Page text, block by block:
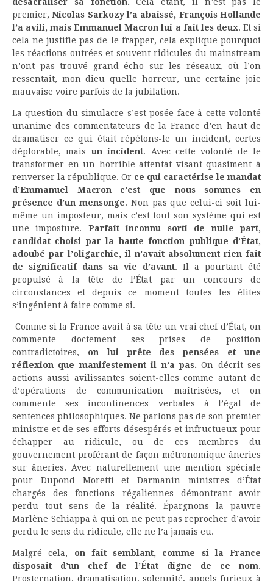
premier,Nicolas Sarkozy l’a abaissé, François Hollande
l’a avili, mais Emmanuel Macron lui a fait les deux. Et si
cela ne justifie pas de le frapper, cela explique pourquoi
les réactions outrées et souvent ridicules du mainstream
n’ont pas trouvé grand écho sur les réseaux, où l’on
ressentait, mon dieu quelle horreur, une certaine joie
mauvaise voire parfois de la jubilation.
La question du simulacre s’est posée face à cette volonté
unanime des commentateurs de la France d’en haut de
dramatiser ce qui était répétons-le un incident, certes
déplorable, mais un incident. Avec cette volonté de le
transformer en un horrible attentat visant quasiment à
renverser la république. Or ce qui caractérise le mandat
d’Emmanuel Macron c’est que nous sommes en
présence d’un mensonge. Non pas que celui-ci soit lui-
même un imposteur, mais c’est tout son système qui est
une imposture. Parfait inconnu sorti de nulle part,
candidat choisi par la haute fonction publique d’État,
adoubé par l’oligarchie, il n’avait absolument rien fait
de significatif dans sa vie d’avant. Il a pourtant été
propulsé à la tête de l’État par un concours de
circonstances et depuis ce moment toutes les élites
s’ingénient à faire comme si.
Comme si la France avait à sa tête un vrai chef d’État, on
commente doctement ses prises de position
contradictoires, on lui prête des pensées et une
réflexion que manifestement il n’a pas. On décrit ses
actions aussi avilissantes soient-elles comme autant de
d’opérations de communication maîtrisées, et on
commente ses incontinences verbales à l’égal de
sentences philosophiques. Ne parlons pas de son premier
ministre et de ses efforts désespérés et infructueux pour
échapper au ridicule, ou de ces membres du
gouvernement proférant de façon métronomique âneries
sur âneries. Avec naturellement une mention spéciale
pour Dupond Moretti et Darmanin ministres d’État
chargés des fonctions régaliennes démontrant avoir
perdu tout sens de la réalité. Épargnons la pauvre
Marlène Schiappa à qui on ne peut pas reprocher d’avoir
perdu le sens du ridicule, elle ne l’a jamais eu.
Malgré cela, on fait semblant, comme si la France
disposait d’un chef de l’État digne de ce nom.
Prosternation, dramatisation, solennité, appels furieux à